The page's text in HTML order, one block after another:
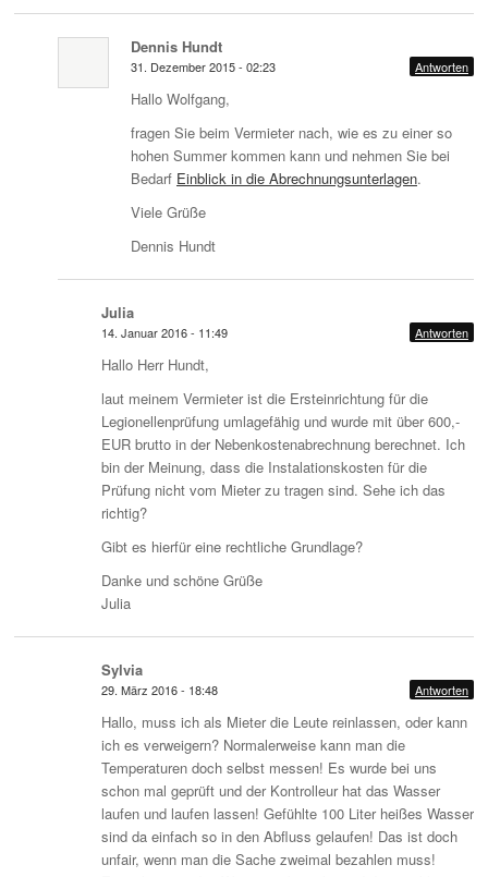
Dennis Hundt
31. Dezember 2015 - 02:23 Antworten
Hallo Wolfgang,
fragen Sie beim Vermieter nach, wie es zu einer so
hohen Summer kommen kann und nehmen Sie bei
Bedarf Einblick in die Abrechnungsunterlagen.
Viele Grüße
Dennis Hundt
Julia
14. Januar 2016 - 11:49 Antworten
Hallo Herr Hundt,
laut meinem Vermieter ist die Ersteinrichtung für die
Legionellenprüfung umlagefähig und wurde mit über 600,-
EUR brutto in der Nebenkostenabrechnung berechnet. Ich
bin der Meinung, dass die Instalationskosten für die
Prüfung nicht vom Mieter zu tragen sind. Sehe ich das
richtig?
Gibt es hierfür eine rechtliche Grundlage?
Danke und schöne Grüße
Julia
Sylvia
29. März 2016 - 18:48 Antworten
Hallo, muss ich als Mieter die Leute reinlassen, oder kann
ich es verweigern? Normalerweise kann man die
Temperaturen doch selbst messen! Es wurde bei uns
schon mal geprüft und der Kontrolleur hat das Wasser
laufen und laufen lassen! Gefühlte 100 Liter heißes Wasser
sind da einfach so in den Abfluss gelaufen! Das ist doch
unfair, wenn man die Sache zweimal bezahlen muss!